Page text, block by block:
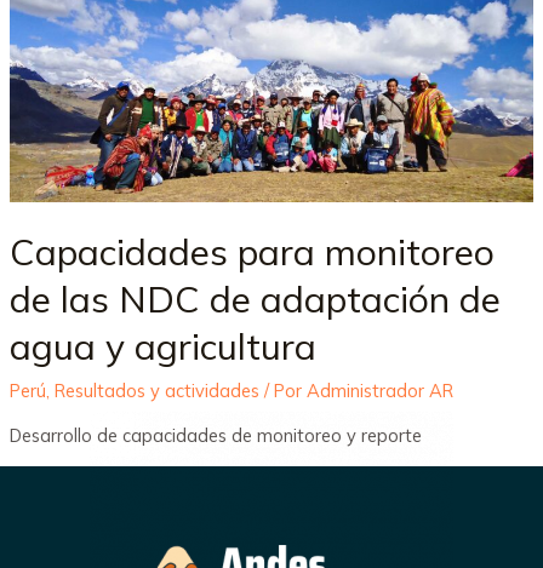
Capacidades para monitoreo
de las NDC de adaptación de
agua y agricultura
Perú, Resultados y actividades / Por Administrador AR
Desarrollo de capacidades de monitoreo y reporte